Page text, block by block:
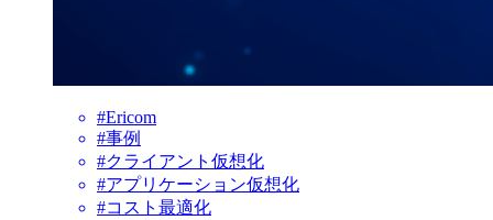
#Ericom
#事例
#クライアント仮想化
#アプリケーション仮想化
#コスト最適化